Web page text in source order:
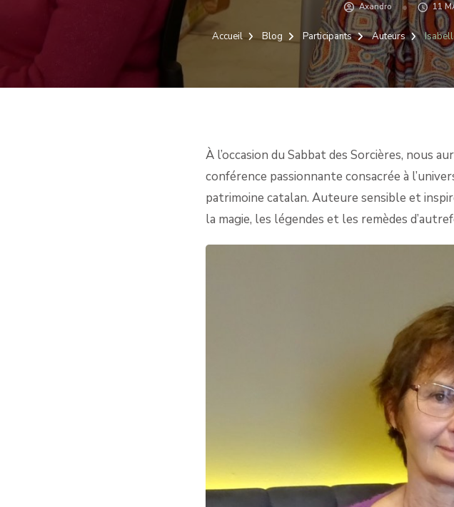
Axandro 11
Accueil Blog Participants Auteurs
À l’occasion du Sabbat des Sorcières, nous
conférence passionnante consacrée à
patrimoine catalan. Auteure sensible et
la magie, les légendes et les remèdes